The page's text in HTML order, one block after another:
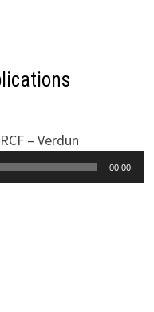
– Verdun
00:00